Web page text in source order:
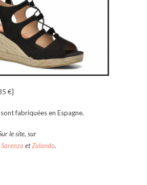
€]
fabriquées en Espagne.
le site, sur
Sarenza etZalando.